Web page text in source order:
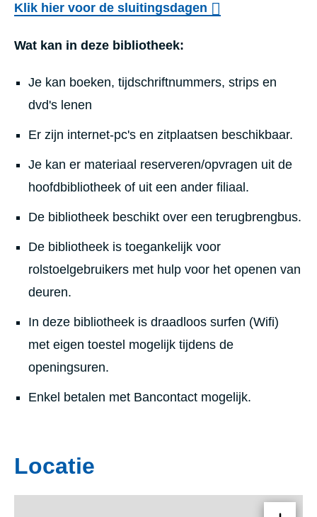
Klik hier voor de sluitingsdagen
Wat kan in deze bibliotheek:
Je kan boeken, tijdschriftnummers, strips en
dvd's lenen
Er zijn internet-pc's en zitplaatsen beschikbaar.
Je kan er materiaal reserveren/opvragen uit de
hoofdbibliotheek of uit een ander filiaal.
De bibliotheek beschikt over een terugbrengbus.
De bibliotheek is toegankelijk voor
rolstoelgebruikers met hulp voor het openen van
deuren.
In deze bibliotheek is draadloos surfen (Wifi)
met eigen toestel mogelijk tijdens de
openingsuren.
Enkel betalen met Bancontact mogelijk.
Locatie